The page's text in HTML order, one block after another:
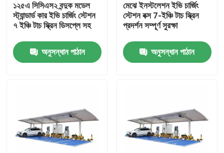
ভিডিও
১২৫এ সিসিএস২ বন্দুক মডেল
স্ট্যান্ডার্ড কার ইভি চার্জিং স্টেশন
৭ ইঞ্চি টাচ স্ক্রিন ডিসপ্লে সহ
অনুসন্ধান পাঠান
মেঝে ইনস্টলেশন ইভি চার্জিং
স্টেশন বক্স 7-ইঞ্চি টাচ স্ক্রিন
প্রদর্শন সম্পূর্ণ সুরক্ষা
অনুসন্ধান পাঠান